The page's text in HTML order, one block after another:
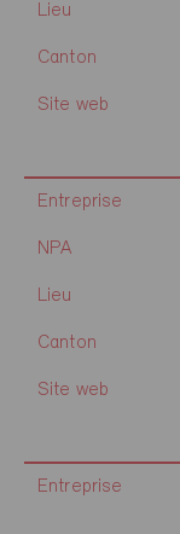
Lieu
Canton
Site web
Entreprise
NPA
Lieu
Canton
Site web
Entreprise